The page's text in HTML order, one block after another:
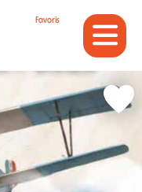
Favoris